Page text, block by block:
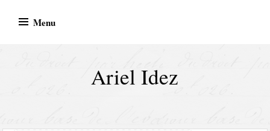
Menu
Ariel Idez